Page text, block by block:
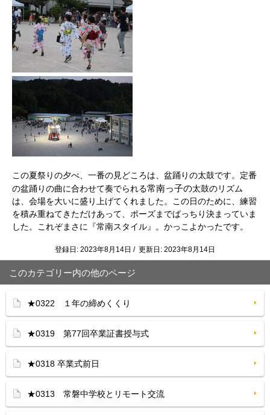
この夏祭りの夕べ、一番の見どころは、盆踊りの太鼓です。定番
の盆踊りの曲に合わせて奏でられる常南っ子の太鼓のリズム
は、会場を大いに盛り上げてくれました。この日のために、練習
を積み重ねてきただけあって、ポーズまでばっちり決まっていま
した。これぞまさに『常南スタイル』。かっこよかったです。
登録日: 2023年8月14日 / 更新日: 2023年8月14日
このカテゴリー内の他のページ
★0322 １年の締めくくり
★0319 第77回卒業証書授与式
★0318 卒業式前日
★0313 常磐中学校とリモート交流